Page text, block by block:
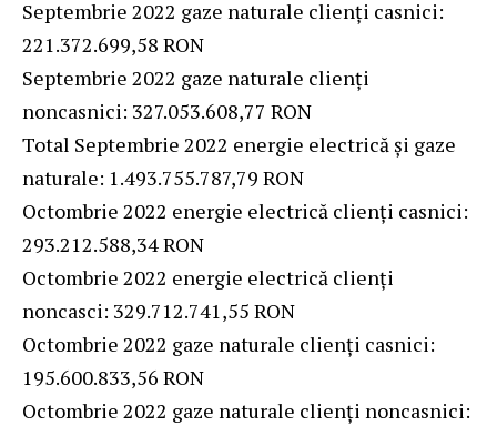
Septembrie 2022 gaze naturale clienți casnici:
221.372.699,58 RON
Septembrie 2022 gaze naturale clienți
noncasnici: 327.053.608,77 RON
Total Septembrie 2022 energie electrică și gaze
naturale: 1.493.755.787,79 RON
Octombrie 2022 energie electrică clienți casnici:
293.212.588,34 RON
Octombrie 2022 energie electrică clienți
noncasci: 329.712.741,55 RON
Octombrie 2022 gaze naturale clienți casnici:
195.600.833,56 RON
Octombrie 2022 gaze naturale clienți noncasnici: